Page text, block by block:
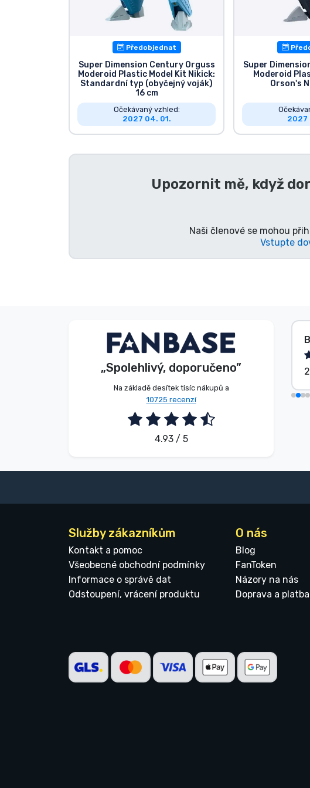
Předobjednat
Super Dimension Century Orguss
Moderoid Plastic Model Kit Nikick:
Standardní typ (obyčejný voják)
16 cm
Očekávaný vzhled:
2027 04. 01.
Super
Moderoid
Orson's
2027
Upozornit mě, když
Naši členové se mohou
Vstupte
„Spolehlivý, doporučeno”
Na základě desítek tisíc nákupů a
10725 recenzí
4.93 / 5
Beze jména Kupující
2026. 08. 05.
Služby zákazníkům
Kontakt a pomoc
Všeobecné obchodní podmínky
Informace o správě dat
Odstoupení, vrácení produktu
O nás
Blog
FanToken
Názory na nás
Doprava a platba
Úžasné věci
Anime věci
Hráčské věci
Typy produktů